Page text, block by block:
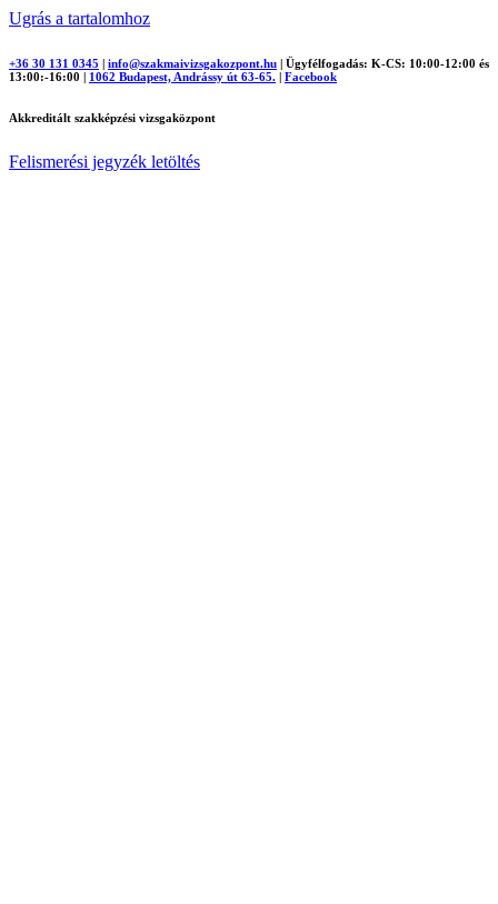
Ugrás a tartalomhoz
+36 30 131 0345 | info@szakmaivizsgakozpont.hu | Ügyfélfogadás: K-CS: 10:00-12:00 és
13:00:-16:00 | 1062 Budapest, Andrássy út 63-65. | Facebook
Akkreditált szakképzési vizsgaközpont
Felismerési jegyzék letöltés